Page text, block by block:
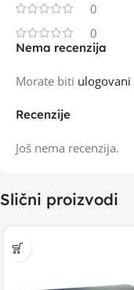
0
0
Recenzije
Još nema recenzija.
Nema recenzija
Morate biti ulogovani
Slični proizvodi